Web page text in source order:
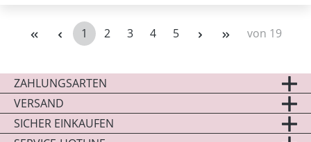
Seite
1 Seite
2 Seite
3 Seite
4 Seite
5 von 19
ZAHLUNGSARTEN
VERSAND
SICHER EINKAUFEN